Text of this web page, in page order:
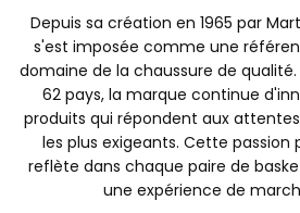
Depuis sa création en 1965 par
s'est imposée comme une
domaine de la chaussure de
62 pays, la marque continue
produits qui répondent aux
les plus exigeants. Cette passion
reflète dans chaque paire de
une expérience de